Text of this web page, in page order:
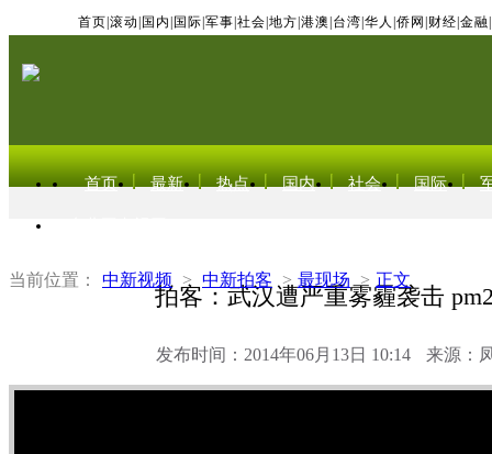
首页 滚动 国内 国际 军事 社会 地方 港澳 台湾 华人 侨网 财经 金融
首页 最新 热点 国内 社会 国际
当前位置： 中新视频 > 中新拍客 > 最现场 > 正文
拍客：武汉遭严重雾霾袭击
发布时间：2014年06月13日 10:14 来源：